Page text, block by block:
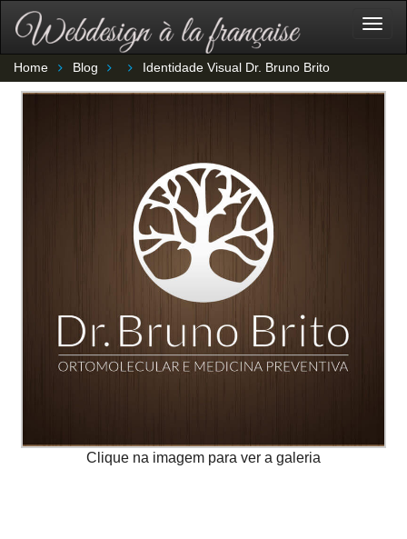
Home Blog Identidade Visual Dr. Bruno Brito